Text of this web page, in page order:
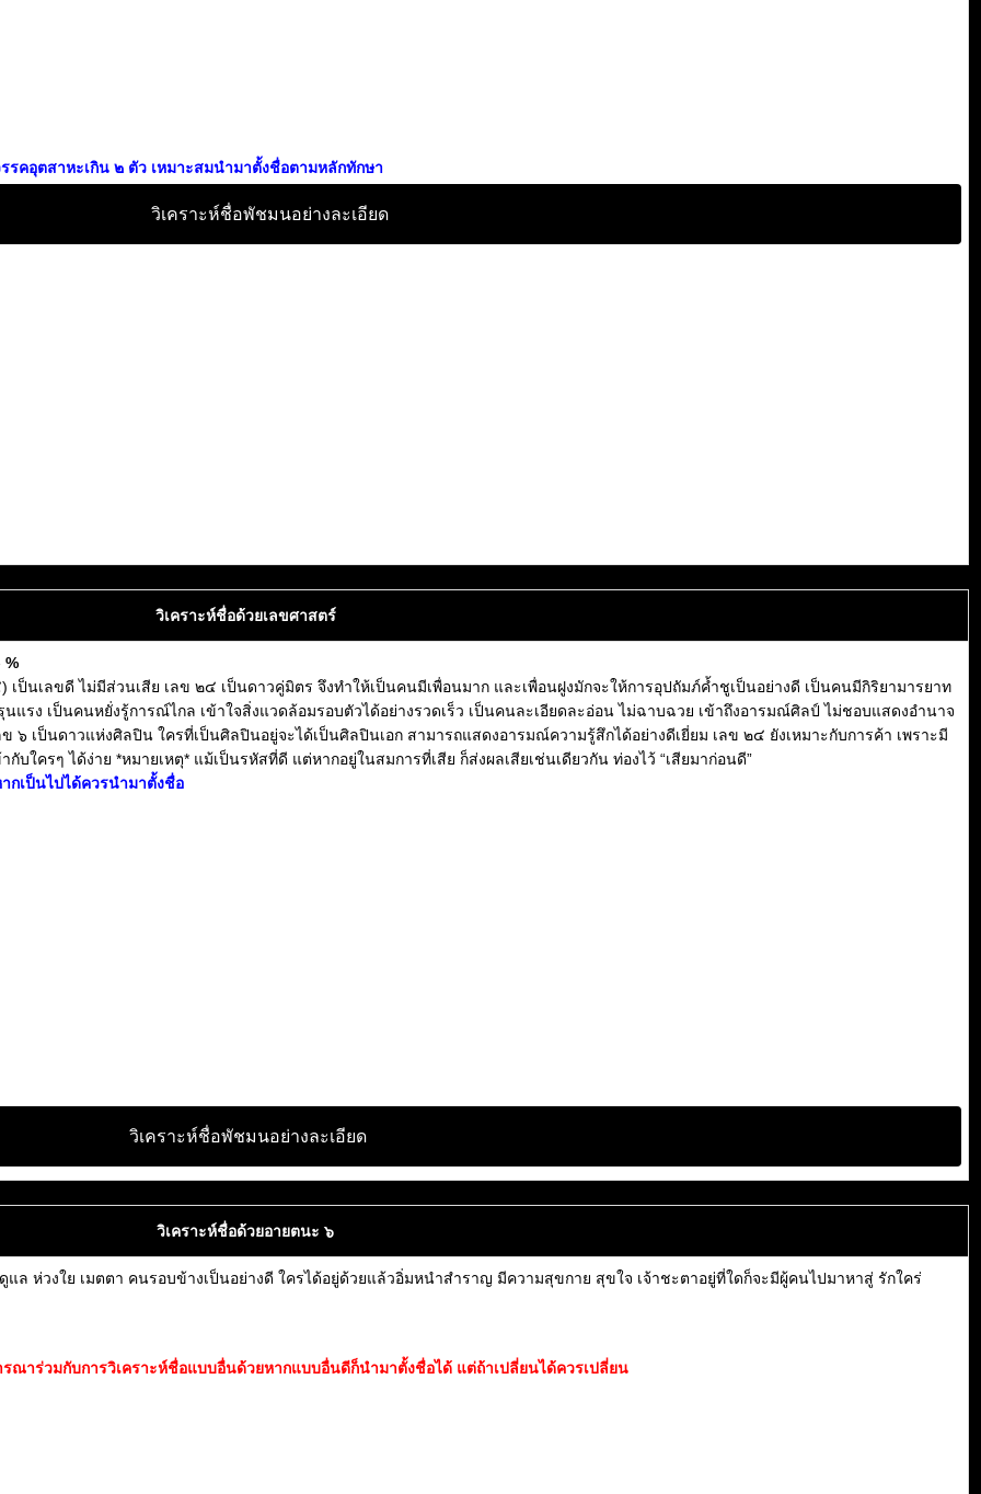
อุตสาหะเกิน ๒ ตัว เหมาะสมนำมาตั้งชื่อตามหลักทักษา
วิเคราะห์ชื่อพัชมนอย่างละเอียด
วิเคราะห์ชื่อด้วยเลขศาสตร์
%
นเลขดี ไม่มีส่วนเสีย เลข ๒๔ เป็นดาวคู่มิตร จึงทำให้เป็นคนมีเพื่อนมาก และเพื่อนฝูงมักจะให้การอุปถัมภ์ค้ำชูเป็นอย่างดี เป็นคนมีกิริยามารยาท
ง เป็นคนหยั่งรู้การณ์ไกล เข้าใจสิ่งแวดล้อมรอบตัวได้อย่างรวดเร็ว เป็นคนละเอียดละอ่อน ไม่ฉาบฉวย เข้าถึงอารมณ์ศิลป์ ไม่ชอบแสดงอำนาจ
เป็นดาวแห่งศิลปิน ใครที่เป็นศิลปินอยู่จะได้เป็นศิลปินเอก สามารถแสดงอารมณ์ความรู้สึกได้อย่างดีเยี่ยม เลข ๒๔ ยังเหมาะกับการค้า เพราะมี
ใครๆ ได้ง่าย *หมายเหตุ* แม้เป็นรหัสที่ดี แต่หากอยู่ในสมการที่เสีย ก็ส่งผลเสียเช่นเดียวกัน ท่องไว้ “เสียมาก่อนดี”
กเป็นไปได้ควรนำมาตั้งชื่อ
วิเคราะห์ชื่อพัชมนอย่างละเอียด
วิเคราะห์ชื่อด้วยอายตนะ ๖
ห่วงใย เมตตา คนรอบข้างเป็นอย่างดี ใครได้อยู่ด้วยแล้วอิ่มหนำสำราญ มีความสุขกาย สุขใจ เจ้าชะตาอยู่ที่ใดก็จะมีผู้คนไปมาหาสู่ รักใคร่
าร่วมกับการวิเคราะห์ชื่อแบบอื่นด้วยหากแบบอื่นดีก็นำมาตั้งชื่อได้ แต่ถ้าเปลี่ยนได้ควรเปลี่ยน